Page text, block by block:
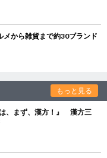
から雑貨まで約30ブランド
もっと見る
、まず、漢方！』 漢方三